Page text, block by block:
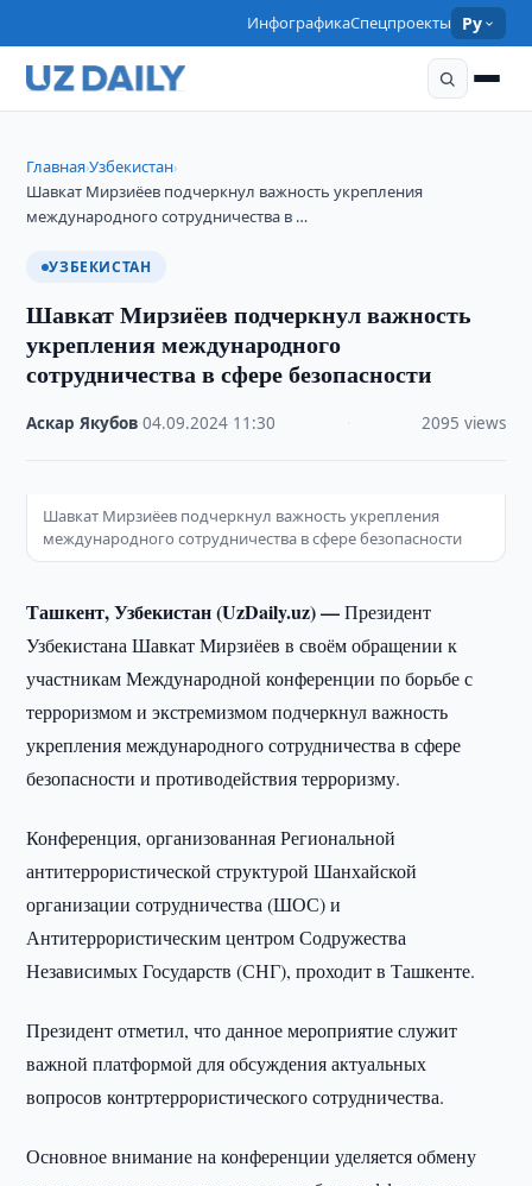
ИнфографикаСпецпроекты Ру
Главная›Узбекистан›
Шавкат Мирзиёев подчеркнул важность укрепления
международного сотрудничества в …
УЗБЕКИСТАН
Шавкат Мирзиёев подчеркнул важность
укрепления международного
сотрудничества в сфере безопасности
Аскар Якубов ·04.09.2024 11:30 2095 views
Шавкат Мирзиёев подчеркнул важность укрепления
международного сотрудничества в сфере безопасности
Ташкент, Узбекистан (UzDaily.uz) —Президент
Узбекистана Шавкат Мирзиёев в своём обращении к
участникам Международной конференции по борьбе с
терроризмом и экстремизмом подчеркнул важность
укрепления международного сотрудничества в сфере
безопасности и противодействия терроризму.
Конференция, организованная Региональной
антитеррористической структурой Шанхайской
организации сотрудничества (ШОС) и
Антитеррористическим центром Содружества
Независимых Государств (СНГ), проходит в Ташкенте.
Президент отметил, что данное мероприятие служит
важной платформой для обсуждения актуальных
вопросов контртеррористического сотрудничества.
Основное внимание на конференции уделяется обмену